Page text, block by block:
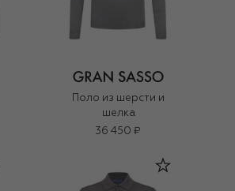
Поло из шерсти и
шелка
36 450 ₽